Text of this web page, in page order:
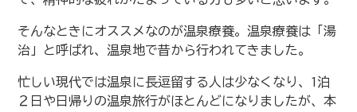
そんなときにオススメなのが温泉療養。温泉療養は「湯
治」と呼ばれ、温泉地で昔から行われてきました。
忙しい現代では温泉に長逗留する人は少なくなり、1泊
２日や日帰りの温泉旅行がほとんどになりましたが、本